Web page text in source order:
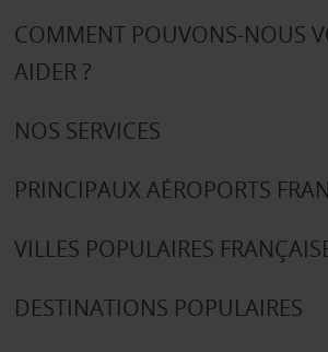
COMMENT POUVONS-NOUS
AIDER ?
NOS SERVICES
PRINCIPAUX AÉROPORTS
VILLES POPULAIRES
DESTINATIONS POPULAIRES